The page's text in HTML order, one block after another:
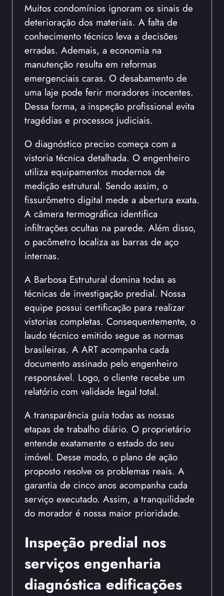
Muitos condomínios ignoram os sinais de
deterioração dos materiais. A falta de
conhecimento técnico leva a decisões
erradas. Ademais, a economia na
manutenção resulta em reformas
emergenciais caras. O desabamento de
uma laje pode ferir moradores inocentes.
Dessa forma, a inspeção profissional evita
tragédias e processos judiciais.
O diagnóstico preciso começa com a
vistoria técnica detalhada. O engenheiro
utiliza equipamentos modernos de
medição estrutural. Sendo assim, o
fissurômetro digital mede a abertura exata.
A câmera termográfica identifica
infiltrações ocultas na parede. Além disso,
o pacômetro localiza as barras de aço
internas.
A Barbosa Estrutural domina todas as
técnicas de investigação predial. Nossa
equipe possui certificação para realizar
vistorias completas. Consequentemente, o
laudo técnico emitido segue as normas
brasileiras. A ART acompanha cada
documento assinado pelo engenheiro
responsável. Logo, o cliente recebe um
relatório com validade legal total.
A transparência guia todas as nossas
etapas de trabalho diário. O proprietário
entende exatamente o estado do seu
imóvel. Desse modo, o plano de ação
proposto resolve os problemas reais. A
garantia de cinco anos acompanha cada
serviço executado. Assim, a tranquilidade
do morador é nossa maior prioridade.
Inspeção predial nos
serviços engenharia
diagnóstica edificações